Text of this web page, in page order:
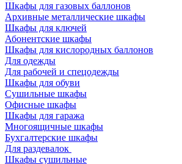
Шкафы для газовых баллонов
Архивные металлические шкафы
Шкафы для ключей
Абонентские шкафы
Шкафы для кислородных баллонов
Для одежды
Для рабочей и спецодежды
Шкафы для обуви
Сушильные шкафы
Офисные шкафы
Шкафы для гаража
Многоящичные шкафы
Бухгалтерские шкафы
Для раздевалок
Шкафы сушильные